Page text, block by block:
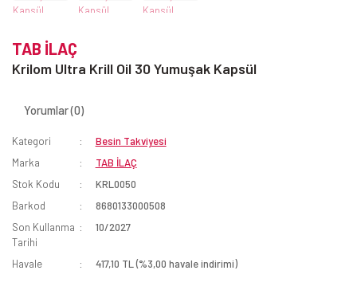
TAB İLAÇ
Krilom Ultra Krill Oil 30 Yumuşak Kapsül
Yorumlar (0)
Kategori
Besin Takviyesi
Marka
TAB İLAÇ
Stok Kodu
KRL0050
Barkod
8680133000508
Son Kullanma
Tarihi
10/2027
Havale 417,10 TL (%3,00 havale indirimi)